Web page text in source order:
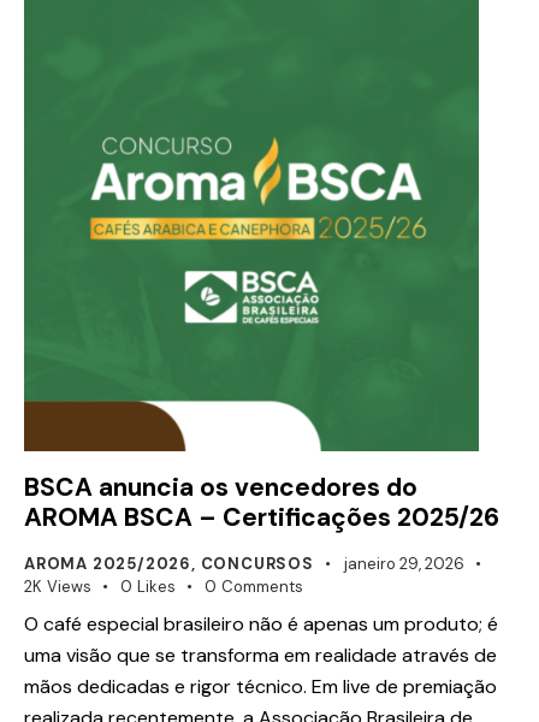
BSCA anuncia os vencedores do
AROMA BSCA – Certificações 2025/26
AROMA 2025/2026, CONCURSOS
janeiro 29, 2026
2K Views 0 Likes 0 Comments
O café especial brasileiro não é apenas um produto; é
uma visão que se transforma em realidade através de
mãos dedicadas e rigor técnico. Em live de premiação